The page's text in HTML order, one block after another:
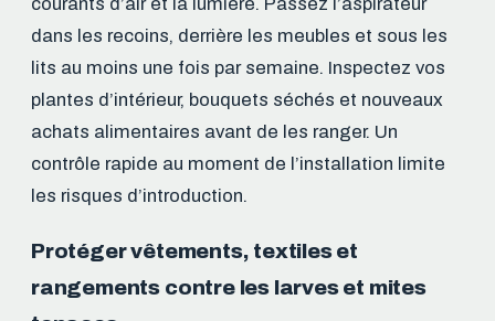
dans les recoins, derrière les meubles et sous les
lits au moins une fois par semaine. Inspectez vos
plantes d’intérieur, bouquets séchés et nouveaux
achats alimentaires avant de les ranger. Un
contrôle rapide au moment de l’installation limite
les risques d’introduction.
Protéger vêtements, textiles et
rangements contre les larves et mites